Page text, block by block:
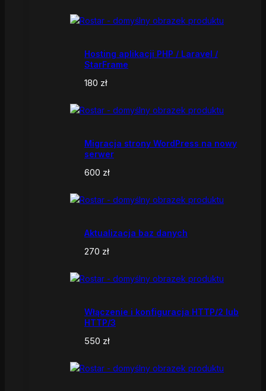
Hosting aplikacji PHP / Laravel /
StarFrame
180 zł
Migracja strony WordPress na nowy
serwer
600 zł
Aktualizacja baz danych
270 zł
Włączenie i konfiguracja HTTP/2 lub
HTTP/3
550 zł